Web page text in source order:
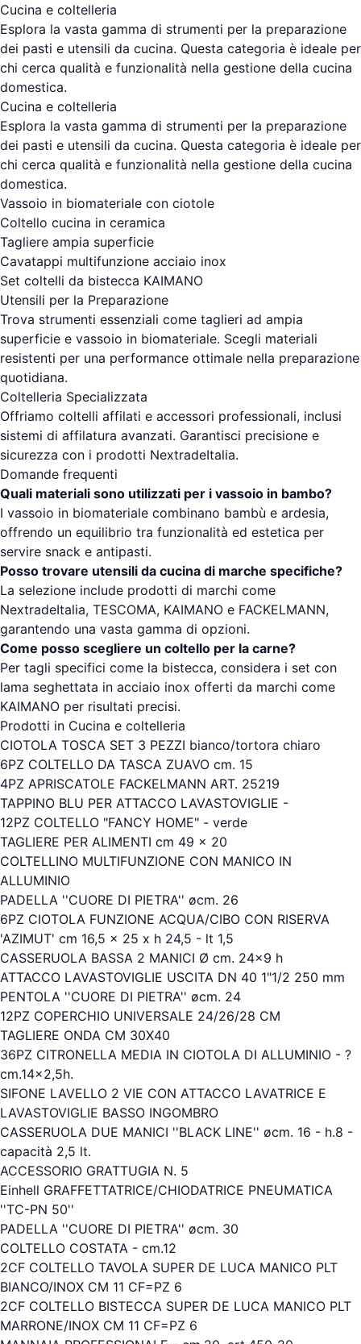
Cucina e coltelleria
Esplora la vasta gamma di strumenti per la preparazione
dei pasti e utensili da cucina. Questa categoria è ideale per
chi cerca qualità e funzionalità nella gestione della cucina
domestica.
Cucina e coltelleria
Esplora la vasta gamma di strumenti per la preparazione
dei pasti e utensili da cucina. Questa categoria è ideale per
chi cerca qualità e funzionalità nella gestione della cucina
domestica.
Vassoio in biomateriale con ciotole
Coltello cucina in ceramica
Tagliere ampia superficie
Cavatappi multifunzione acciaio inox
Set coltelli da bistecca KAIMANO
Utensili per la Preparazione
Trova strumenti essenziali come taglieri ad ampia
superficie e vassoio in biomateriale. Scegli materiali
resistenti per una performance ottimale nella preparazione
quotidiana.
Coltelleria Specializzata
Offriamo coltelli affilati e accessori professionali, inclusi
sistemi di affilatura avanzati. Garantisci precisione e
sicurezza con i prodotti NextradeItalia.
Domande frequenti
Quali materiali sono utilizzati per i vassoio in bambo?
I vassoio in biomateriale combinano bambù e ardesia,
offrendo un equilibrio tra funzionalità ed estetica per
servire snack e antipasti.
Posso trovare utensili da cucina di marche specifiche?
La selezione include prodotti di marchi come
NextradeItalia, TESCOMA, KAIMANO e FACKELMANN,
garantendo una vasta gamma di opzioni.
Come posso scegliere un coltello per la carne?
Per tagli specifici come la bistecca, considera i set con
lama seghettata in acciaio inox offerti da marchi come
KAIMANO per risultati precisi.
Prodotti in Cucina e coltelleria
CIOTOLA TOSCA SET 3 PEZZI bianco/tortora chiaro
6PZ COLTELLO DA TASCA ZUAVO cm. 15
4PZ APRISCATOLE FACKELMANN ART. 25219
TAPPINO BLU PER ATTACCO LAVASTOVIGLIE -
12PZ COLTELLO "FANCY HOME" - verde
TAGLIERE PER ALIMENTI cm 49 x 20
COLTELLINO MULTIFUNZIONE CON MANICO IN
ALLUMINIO
PADELLA ''CUORE DI PIETRA'' øcm. 26
6PZ CIOTOLA FUNZIONE ACQUA/CIBO CON RISERVA
'AZIMUT' cm 16,5 x 25 x h 24,5 - lt 1,5
CASSERUOLA BASSA 2 MANICI Ø cm. 24x9 h
ATTACCO LAVASTOVIGLIE USCITA DN 40 1"1/2 250 mm
PENTOLA ''CUORE DI PIETRA'' øcm. 24
12PZ COPERCHIO UNIVERSALE 24/26/28 CM
TAGLIERE ONDA CM 30X40
36PZ CITRONELLA MEDIA IN CIOTOLA DI ALLUMINIO - ?
cm.14x2,5h.
SIFONE LAVELLO 2 VIE CON ATTACCO LAVATRICE E
LAVASTOVIGLIE BASSO INGOMBRO
CASSERUOLA DUE MANICI ''BLACK LINE'' øcm. 16 - h.8 -
capacità 2,5 lt.
ACCESSORIO GRATTUGIA N. 5
Einhell GRAFFETTATRICE/CHIODATRICE PNEUMATICA
''TC-PN 50''
PADELLA ''CUORE DI PIETRA'' øcm. 30
COLTELLO COSTATA - cm.12
2CF COLTELLO TAVOLA SUPER DE LUCA MANICO PLT
BIANCO/INOX CM 11 CF=PZ 6
2CF COLTELLO BISTECCA SUPER DE LUCA MANICO PLT
MARRONE/INOX CM 11 CF=PZ 6